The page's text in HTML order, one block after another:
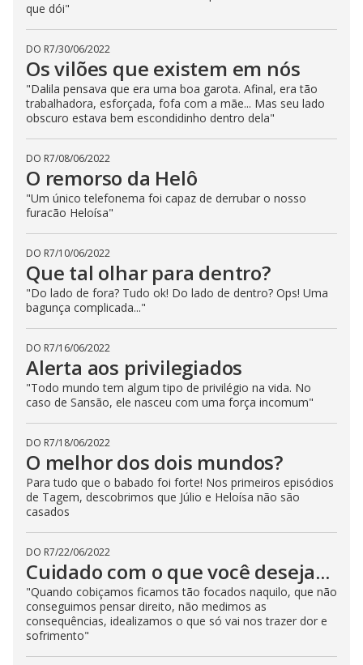
que dói"
DO R7/30/06/2022
Os vilões que existem em nós
"Dalila pensava que era uma boa garota. Afinal, era tão
trabalhadora, esforçada, fofa com a mãe... Mas seu lado
obscuro estava bem escondidinho dentro dela"
DO R7/08/06/2022
O remorso da Helô
"Um único telefonema foi capaz de derrubar o nosso
furacão Heloísa"
DO R7/10/06/2022
Que tal olhar para dentro?
"Do lado de fora? Tudo ok! Do lado de dentro? Ops! Uma
bagunça complicada..."
DO R7/16/06/2022
Alerta aos privilegiados
"Todo mundo tem algum tipo de privilégio na vida. No
caso de Sansão, ele nasceu com uma força incomum"
DO R7/18/06/2022
O melhor dos dois mundos?
Para tudo que o babado foi forte! Nos primeiros episódios
de Tagem, descobrimos que Júlio e Heloísa não são
casados
DO R7/22/06/2022
Cuidado com o que você deseja...
"Quando cobiçamos ficamos tão focados naquilo, que não
conseguimos pensar direito, não medimos as
consequências, idealizamos o que só vai nos trazer dor e
sofrimento"